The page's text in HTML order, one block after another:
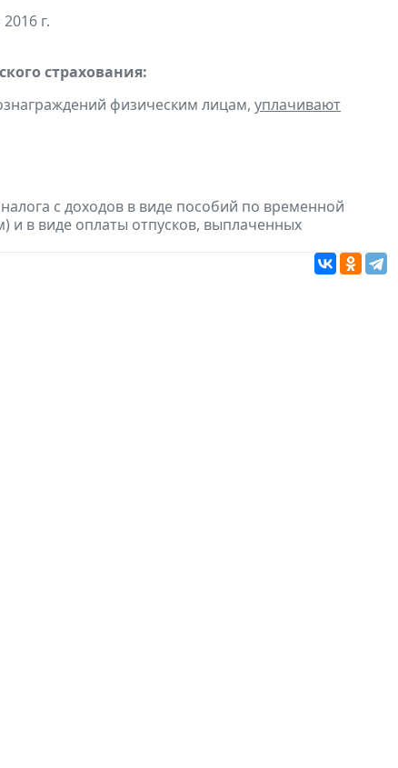
г.
страхования:
физическим лицам, уплачивают
с доходов в виде пособий по временной
и в виде оплаты отпусков, выплаченных